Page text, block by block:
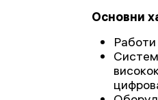
Основни